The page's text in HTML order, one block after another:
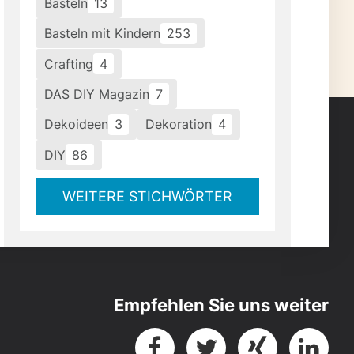
Basteln mit Kindern 253
Crafting 4
DAS DIY Magazin 7
Dekoideen 3 Dekoration 4
DIY 86
WEITERE STICHWÖRTER
Empfehlen Sie uns weiter